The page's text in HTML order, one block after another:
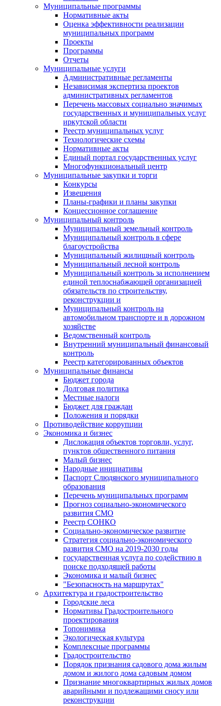
Муниципальные программы
Нормативные акты
Оценка эффективности реализации
муниципальных программ
Проекты
Программы
Отчеты
Муниципальные услуги
Административные регламенты
Независимая экспертиза проектов
административных регламентов
Перечень массовых социально значимых
государственных и муниципальных услуг
иркутской области
Реестр муниципальных услуг
Технологические схемы
Нормативные акты
Единый портал государственных услуг
Многофункциональный центр
Муниципальные закупки и торги
Конкурсы
Извещения
Планы-графики и планы закупки
Концессионное соглашение
Муниципальный контроль
Муниципальный земельный контроль
Муниципальный контроль в сфере
благоустройства
Муниципальный жилищный контроль
Муниципальный лесной контроль
Муниципальный контроль за исполнением
единой теплоснабжающей организацией
обязательств по строительству,
реконструкции и
Муниципальный контроль на
автомобильном транспорте и в дорожном
хозяйстве
Ведомственный контроль
Внутренний муниципальный финансовый
контроль
Реестр категорированных объектов
Муниципальные финансы
Бюджет города
Долговая политика
Местные налоги
Бюджет для граждан
Положения и порядки
Противодействие коррупции
Экономика и бизнес
Дислокация объектов торговли, услуг,
пунктов общественного питания
Малый бизнес
Народные инициативы
Паспорт Слюдянского муниципального
образования
Перечень муниципальных программ
Прогноз социально-экономического
развития СМО
Реестр СОНКО
Социально-экономическое развитие
Стратегия социально-экономического
развития СМО на 2019-2030 годы
государственная услуга по содействию в
поиске подходящей работы
Экономика и малый бизнес
"Безопасность на маршрутах"
Архитектура и градостроительство
Городские леса
Нормативы Градостроительного
проектирования
Топонимика
Экологическая культура
Комплексные программы
Градостроительство
Порядок признания садового дома жилым
домом и жилого дома садовым домом
Признание многоквартирных жилых домов
аварийными и подлежащими сносу или
реконструкции